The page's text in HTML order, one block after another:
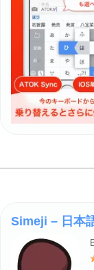
Simeji – 日本